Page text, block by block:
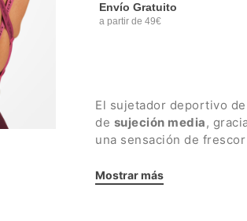
Envío Gratuito
a partir de 49€
El sujetador deportivo
de sujeción media,
una sensación de
Detalles:
Mostrar más